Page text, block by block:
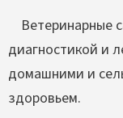
Ветеринарные
диагностикой и
домашними и
здоровьем.